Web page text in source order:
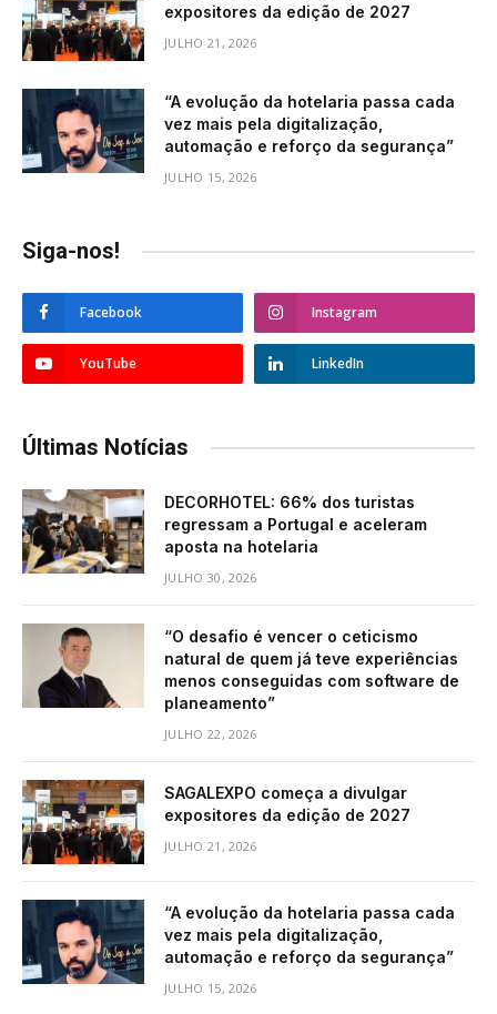
expositores da edição de 2027
JULHO 21, 2026
“A evolução da hotelaria passa cada
vez mais pela digitalização,
automação e reforço da segurança”
JULHO 15, 2026
Siga-nos!
Facebook Instagram
YouTube LinkedIn
Últimas Notícias
DECORHOTEL: 66% dos turistas
regressam a Portugal e aceleram
aposta na hotelaria
JULHO 30, 2026
“O desafio é vencer o ceticismo
natural de quem já teve experiências
menos conseguidas com software de
planeamento”
JULHO 22, 2026
SAGALEXPO começa a divulgar
expositores da edição de 2027
JULHO 21, 2026
“A evolução da hotelaria passa cada
vez mais pela digitalização,
automação e reforço da segurança”
JULHO 15, 2026